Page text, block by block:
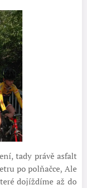
tady právě asfalt
po polňačce, Ale
dojíždíme až do